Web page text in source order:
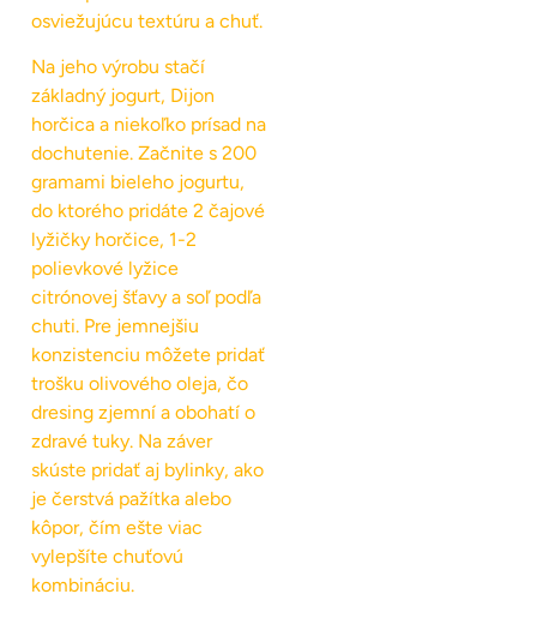
osviežujúcu textúru a chuť.
Na jeho výrobu stačí
základný jogurt, Dijon
horčica a niekoľko prísad na
dochutenie. Začnite s 200
gramami bieleho jogurtu,
do ktorého pridáte 2 čajové
lyžičky horčice, 1-2
polievkové lyžice
citrónovej šťavy a soľ podľa
chuti. Pre jemnejšiu
konzistenciu môžete pridať
trošku olivového oleja, čo
dresing zjemní a obohatí o
zdravé tuky. Na záver
skúste pridať aj bylinky, ako
je čerstvá pažítka alebo
kôpor, čím ešte viac
vylepšíte chuťovú
kombináciu.